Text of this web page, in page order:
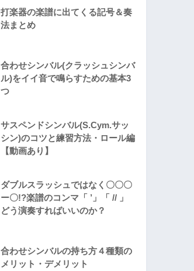
打楽器の楽譜に出てくる記号＆奏
法まとめ
合わせシンバル(クラッシュシンバ
ル)をイイ音で鳴らすための基本3
つ
サスペンドシンバル(S.Cym.サッ
シン)のコツと練習方法・ロール編
【動画あり】
ダブルスラッシュではなく〇〇〇
ー〇!?楽譜のコンマ「 ’」「 // 」
どう演奏すればいいのか？
合わせシンバルの持ち方４種類の
メリット・デメリット